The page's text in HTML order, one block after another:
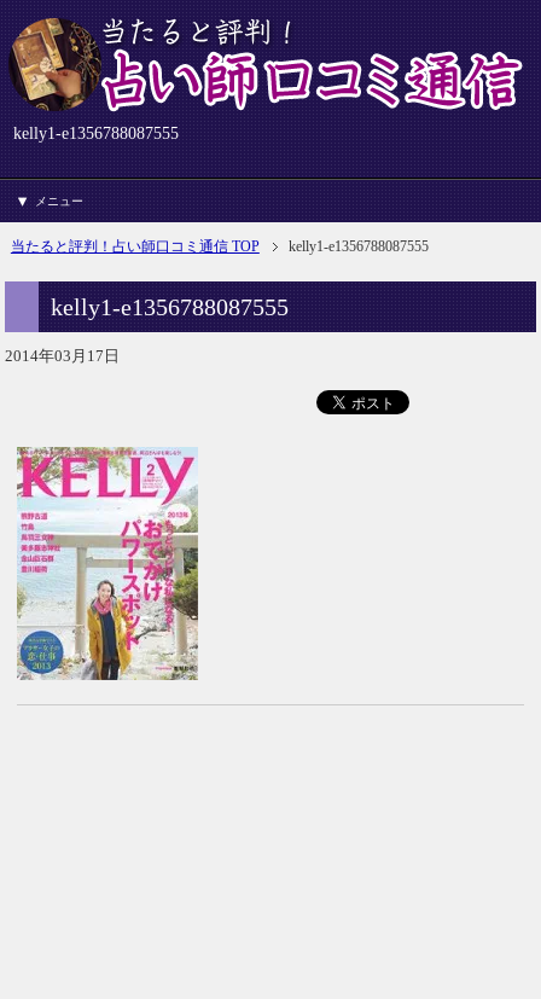
kelly1-e1356788087555
メニュー
当たると評判！占い師口コミ通信 TOP kelly1-e1356788087555
kelly1-e1356788087555
2014年03月17日